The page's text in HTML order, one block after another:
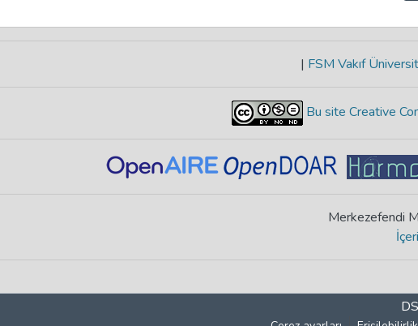
| FSM Vakıf
Bu site Creative
Merkezefendi